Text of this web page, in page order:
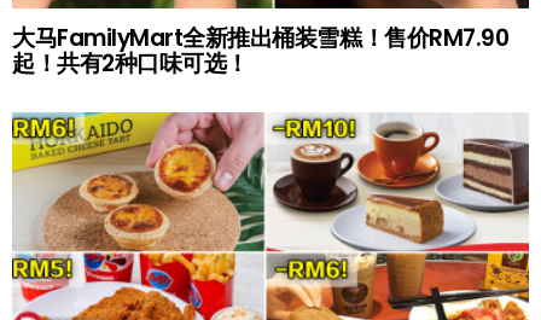
大马FamilyMart全新推出桶装雪糕！售价RM7.90
起！共有2种口味可选！